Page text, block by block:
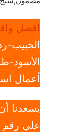
افضل
الحبيب-
الأسود-
أعمال
يسعدنا
علي رقم